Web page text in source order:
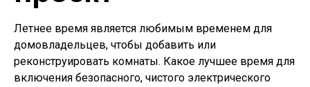
Летнее время является любимым временем для
домовладельцев, чтобы добавить или
реконструировать комнаты. Какое лучшее время для
включения безопасного, чистого электрического